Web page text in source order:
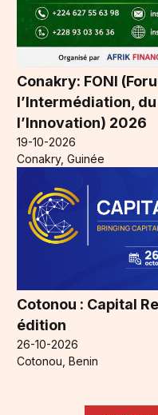
Conakry: FONI
l’Intermédiation,
l’Innovation) 2026
19-10-2026
Conakry, Guinée
Cotonou : Capital
édition
26-10-2026
Cotonou, Benin